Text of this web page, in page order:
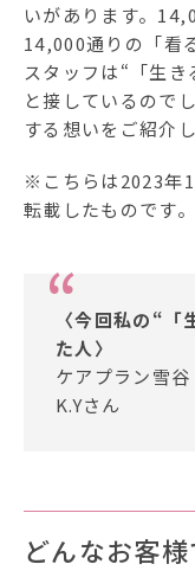
採用情報
いがあります。
14,000通りの「看
スタッフは“「生
と接しているので
する想いをご紹介し
※こちらは2023年
転載したものです。
〈今回私の“
た人〉
ケアプラン雪
K.Yさん
どんなお客